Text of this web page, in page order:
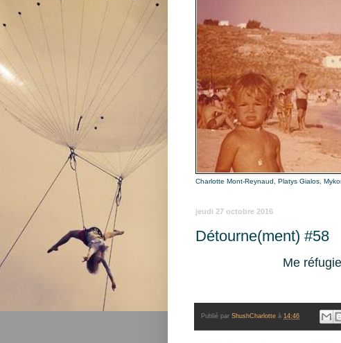
Charlotte Mont-Reynaud, Platys Gialos,
jeudi 27 octobre 2016
Détourne(ment) #58
Me
Publié par ShushCharlotte à 14:46